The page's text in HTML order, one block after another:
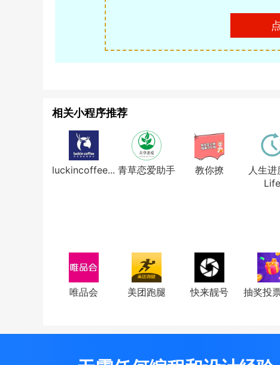
相关小程序推荐
luckincoffee... 青草恋爱助手 教你撩
人生进
Life
唯品会 美团跑腿 快来靓号 抽奖投